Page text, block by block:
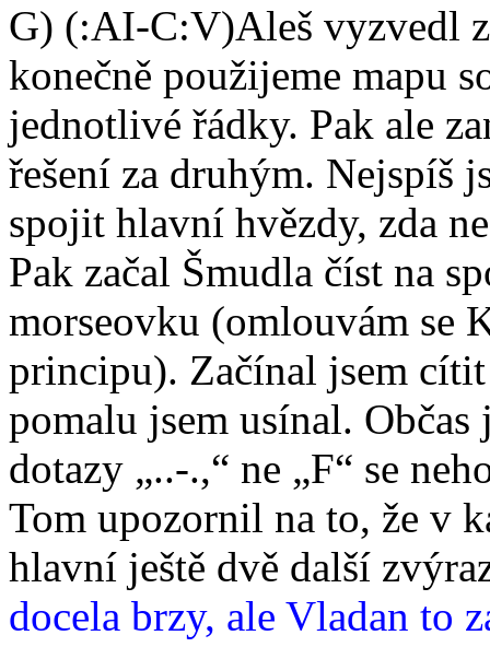
G) (:AI-C:V)Aleš vyzvedl
konečně použijeme mapu
jednotlivé řádky. Pak ale
řešení za druhým. Nejspíš
spojit hlavní hvězdy, zda
Pak začal Šmudla číst na
morseovku (omlouvám se
principu). Začínal jsem
pomalu jsem usínal.
dotazy „..-.,“ ne „F“ se
Tom upozornil na to, že v
hlavní ještě dvě další
docela brzy, ale Vladan to